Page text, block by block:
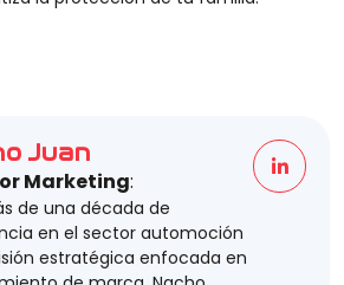
Juan
Marketing:
de una década de
en el sector automoción
estratégica enfocada en